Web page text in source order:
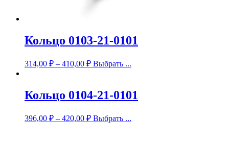
Кольцо 0103-21-0101
314,00 ₽ – 410,00 ₽ Выбрать ...
Кольцо 0104-21-0101
396,00 ₽ – 420,00 ₽ Выбрать ...